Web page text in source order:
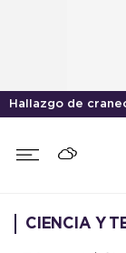
Hallazgo de
CIENCIA Y